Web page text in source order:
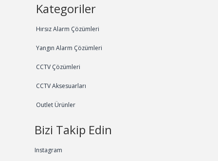
Kategoriler
Hırsız Alarm Çözümleri
Yangın Alarm Çözümleri
CCTV Çözümleri
CCTV Aksesuarları
Outlet Ürünler
Bizi Takip Edin
Instagram